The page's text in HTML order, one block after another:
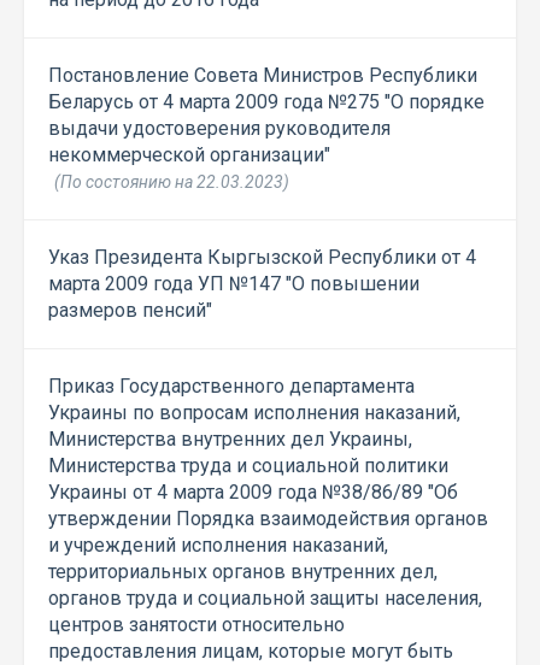
Постановление Совета Министров Республики
Беларусь от 4 марта 2009 года №275 "О порядке
выдачи удостоверения руководителя
некоммерческой организации"
(По состоянию на 22.03.2023)
Указ Президента Кыргызской Республики от 4
марта 2009 года УП №147 "О повышении
размеров пенсий"
Приказ Государственного департамента
Украины по вопросам исполнения наказаний,
Министерства внутренних дел Украины,
Министерства труда и социальной политики
Украины от 4 марта 2009 года №38/86/89 "Об
утверждении Порядка взаимодействия органов
и учреждений исполнения наказаний,
территориальных органов внутренних дел,
органов труда и социальной защиты населения,
центров занятости относительно
предоставления лицам, которые могут быть